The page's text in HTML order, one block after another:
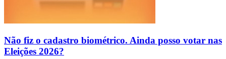
Não fiz o cadastro biométrico. Ainda posso votar nas
Eleições 2026?